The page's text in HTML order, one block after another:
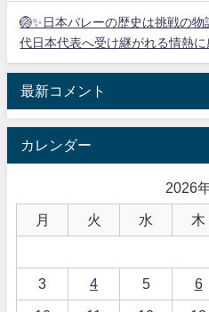
🏐✨日本バレーの歴史は挑戦の
代日本代表へ受け継がれる情熱に
最新コメント
カレンダー
2026
月 火 水 木
3 4 5 6